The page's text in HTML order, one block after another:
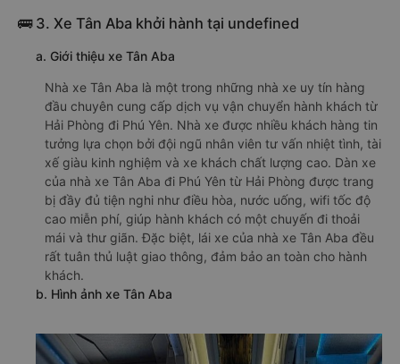
🚌 3. Xe Tân Aba khởi hành tại undefined
a. Giới thiệu xe Tân Aba
Nhà xe Tân Aba là một trong những nhà xe uy tín hàng
đầu chuyên cung cấp dịch vụ vận chuyển hành khách từ
Hải Phòng đi Phú Yên. Nhà xe được nhiều khách hàng tin
tưởng lựa chọn bởi đội ngũ nhân viên tư vấn nhiệt tình, tài
xế giàu kinh nghiệm và xe khách chất lượng cao. Dàn xe
của nhà xe Tân Aba đi Phú Yên từ Hải Phòng được trang
bị đầy đủ tiện nghi như điều hòa, nước uống, wifi tốc độ
cao miễn phí, giúp hành khách có một chuyến đi thoải
mái và thư giãn. Đặc biệt, lái xe của nhà xe Tân Aba đều
rất tuân thủ luật giao thông, đảm bảo an toàn cho hành
khách.
b. Hình ảnh xe Tân Aba